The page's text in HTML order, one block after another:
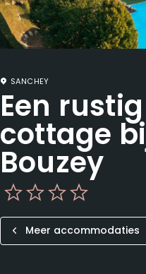
SANCHEY
Een
cottage
Bouzey
Meer accommodaties